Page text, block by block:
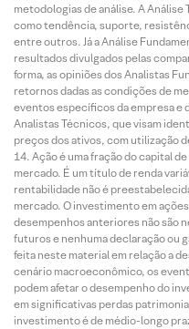
metodologias de análise. A
como tendência, suporte,
entre outros. Já a Análise
resultados divulgados pelas
forma, as opiniões dos Analistas
retornos dadas as condições de
eventos específicos da empresa e
Analistas Técnicos, que visam
preços dos ativos, com utilização
Ação é uma fração do capital
mercado. É um título de renda
rentabilidade não é
mercado. O investimento em
desempenhos anteriores não são
futuros e nenhuma declaração ou
feita neste material em relação a
cenário macroeconômico, os
podem afetar o desempenho do
em significativas perdas
investimento é de médio-longo